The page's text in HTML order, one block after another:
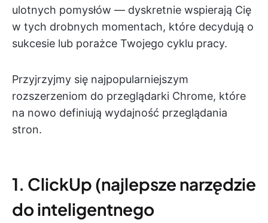
ulotnych pomysłów — dyskretnie wspierają Cię
w tych drobnych momentach, które decydują o
sukcesie lub porażce Twojego cyklu pracy.
Przyjrzyjmy się najpopularniejszym
rozszerzeniom do przeglądarki Chrome, które
na nowo definiują wydajność przeglądania
stron.
1. ClickUp (najlepsze narzędzie
do inteligentnego